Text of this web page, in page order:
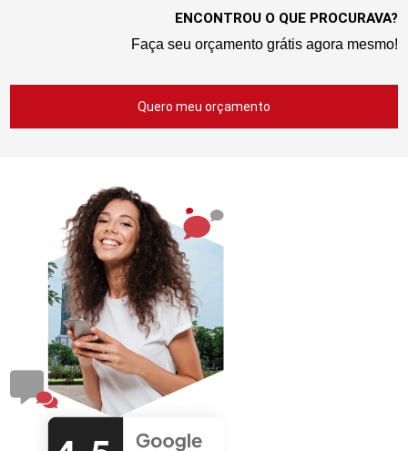
ENCONTROU O QUE PROCURAVA?
Faça seu orçamento grátis agora mesmo!
Quero meu orçamento